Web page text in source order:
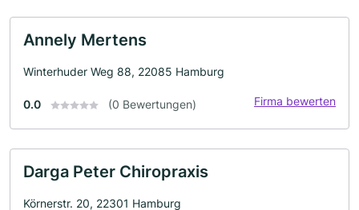
Annely Mertens
Winterhuder Weg 88, 22085 Hamburg
0.0 (0 Bewertungen) Firma bewerten
Darga Peter Chiropraxis
Körnerstr. 20, 22301 Hamburg